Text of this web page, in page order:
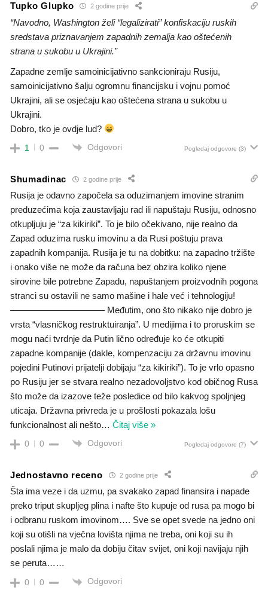
Tupko Glupko 2 godine prije
“Navodno, Washington želi “legalizirati” konfiskaciju ruskih
sredstava priznavanjem zapadnih zemalja kao oštećenih
strana u sukobu u Ukrajini.”
Zapadne zemlje samoinicijativno sankcioniraju Rusiju,
samoinicijativno šalju ogromnu financijsku i vojnu pomoć
Ukrajini, ali se osjećaju kao oštećena strana u sukobu u
Ukrajini.
Dobro, tko je ovdje lud?
1 0 Odgovori Pogledaj odgovore (3)
Shumadinac 2 godine prije
Rusija je odavno započela sa oduzimanjem imovine stranim
preduzećima koja zaustavljaju rad ili napuštaju Rusiju, odnosno
otkupljuju je “za kikiriki”. To je bilo očekivano, nije realno da
Zapad oduzima rusku imovinu a da Rusi poštuju prava
zapadnih kompanija. Rusija je tu na dobitku: na zapadno tržište
i onako više ne može da računa bez obzira koliko njene
sirovine bile potrebne Zapadu, napuštanjem proizvodnih pogona
stranci su ostavili ne samo mašine i hale već i tehnologiju!
——————————– Međutim, ono što nikako nije dobro je
vrsta “vlasničkog restruktuiranja”. U medijima i to proruskim se
mogu naći tvrdnje da Putin lično određuje ko će otkupiti
zapadne kompanije (dakle, kompenzaciju za državnu imovinu
pojedini Putinovi prijatelji dobijaju “za kikiriki”). To je vrlo opasno
po Rusiju jer se stvara realno nezadovoljstvo kod običnog Rusa
što može da izazove teže posledice od bilo kakvog spoljnjeg
uticaja. Državna privreda je u prošlosti pokazala lošu
funkcionalnost ali nešto… Čitaj više »
0 0 Odgovori Pogledaj odgovore (7)
Jednostavno receno 2 godine prije
Šta ima veze i da uzmu, pa svakako zapad finansira i napade
preko triput skupljeg plina i nafte što kupuje od rusa pa mogo bi
i odbranu ruskom imovinom…. Sve se opet svede na jedno oni
koji su otišli na vječna lovišta njima ne treba, oni koji su ih
poslali njima je malo da dobiju čitav svijet, oni koji navijaju njih
se peruta……
0 0 Odgovori